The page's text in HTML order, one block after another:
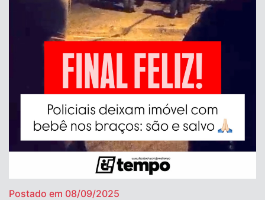
Postado em 08/09/2025